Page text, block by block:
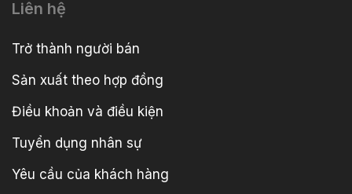
Liên hệ
Trở thành người bán
Sản xuất theo hợp đồng
Điều khoản và điều kiện
Tuyển dụng nhân sự
Yêu cầu của khách hàng